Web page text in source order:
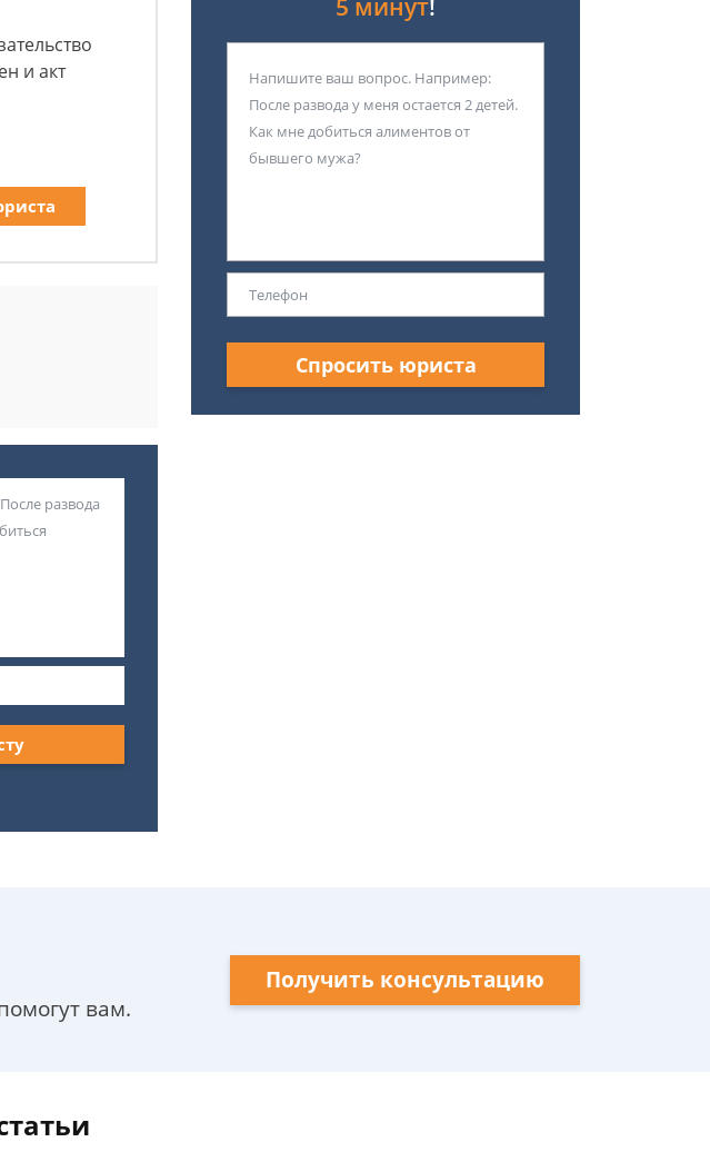
и акт
5 минут!
Спросить юриста
вам.
Получить консультацию